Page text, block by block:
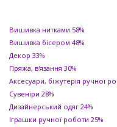
Вишивка нитками 58%
Вишивка бісером 48%
Декор 33%
Пряжа, в'язання 30%
Аксесуари, біжутерія ручної
Сувеніри 28%
Дизайнерський одяг 24%
Іграшки ручної роботи 25%